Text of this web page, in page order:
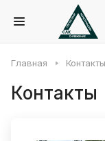
Главная
Контакты